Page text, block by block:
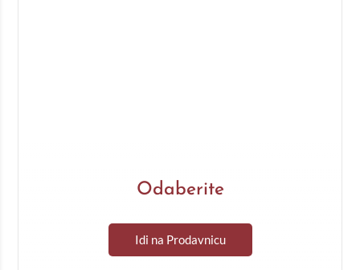
Odaberite
Idi na Prodavnicu